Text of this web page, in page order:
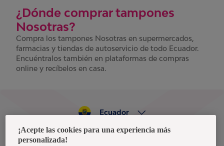
¿Dónde comprar tampones
Nosotras?
Compra los tampones Nosotras en supermercados,
farmacias y tiendas de autoservicio de todo Ecuador.
Encuéntralos también en plataformas de compras
online y recíbelos en casa.
Política de privacidad de datos
Ecuador
¡Acepte las cookies para una experiencia más
personalizada!